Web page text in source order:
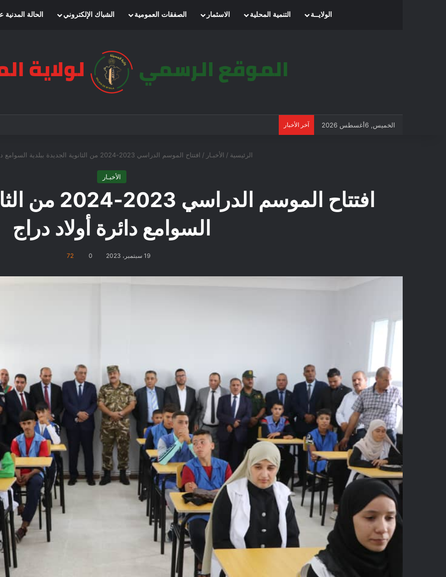
الرئيسيةالولايــة التنمية المحلية الاسثمار الصفقات العمومية الشباك الإلكتروني الحالة
الخميس, 6أغسطس 2026 آخر الأخبار
الرئيسية / الأخبـار / افتتاح الموسم الدراسي 2023-2024 من الثانوية الجديدة ببلدية السوامع دائرة أولاد دراج
الأخبـار
افتتاح الموسم
السوامع دائرة أولاد دراج
19 سبتمبر، 2023 0
72